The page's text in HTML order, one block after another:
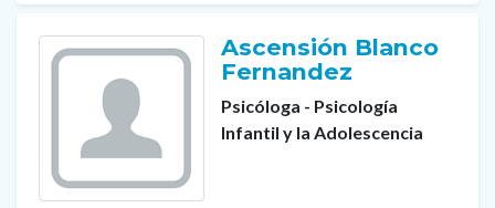
Ascensión Blanco
Fernandez
Psicóloga - Psicología
Infantil y la Adolescencia